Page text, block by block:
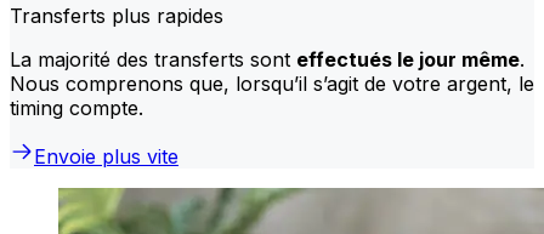
Transferts plus rapides
La majorité des transferts sont effectués le jour même.
Nous comprenons que, lorsqu’il s’agit de votre argent, le
timing compte.
Envoie plus vite